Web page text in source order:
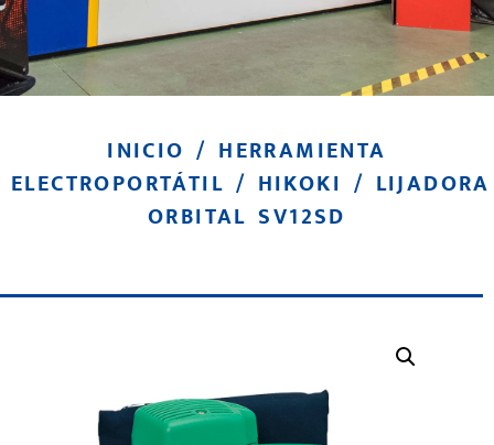
INICIO / HERRAMIENTA
ELECTROPORTÁTIL / HIKOKI / LIJADORA
ORBITAL SV12SD